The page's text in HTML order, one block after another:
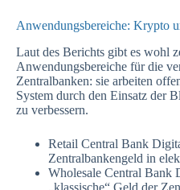
Anwendungsbereiche: Krypto
Laut des Berichts gibt es wohl
Anwendungsbereiche für die
Zentralbanken: sie arbeiten
System durch den Einsatz der
zu verbessern.
Retail Central Bank
Zentralbankengeld in
Wholesale Central Bank
„klassische“ Geld der